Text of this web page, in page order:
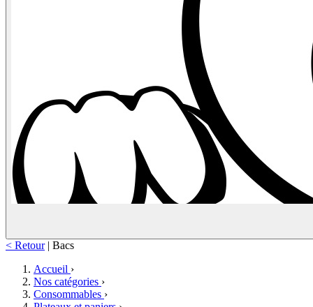
< Retour | Bacs
Accueil ›
Nos catégories ›
Consommables ›